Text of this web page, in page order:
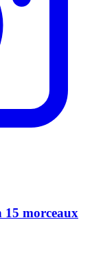
15 morceaux